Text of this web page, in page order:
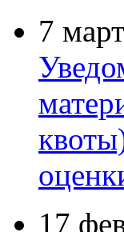
7
17